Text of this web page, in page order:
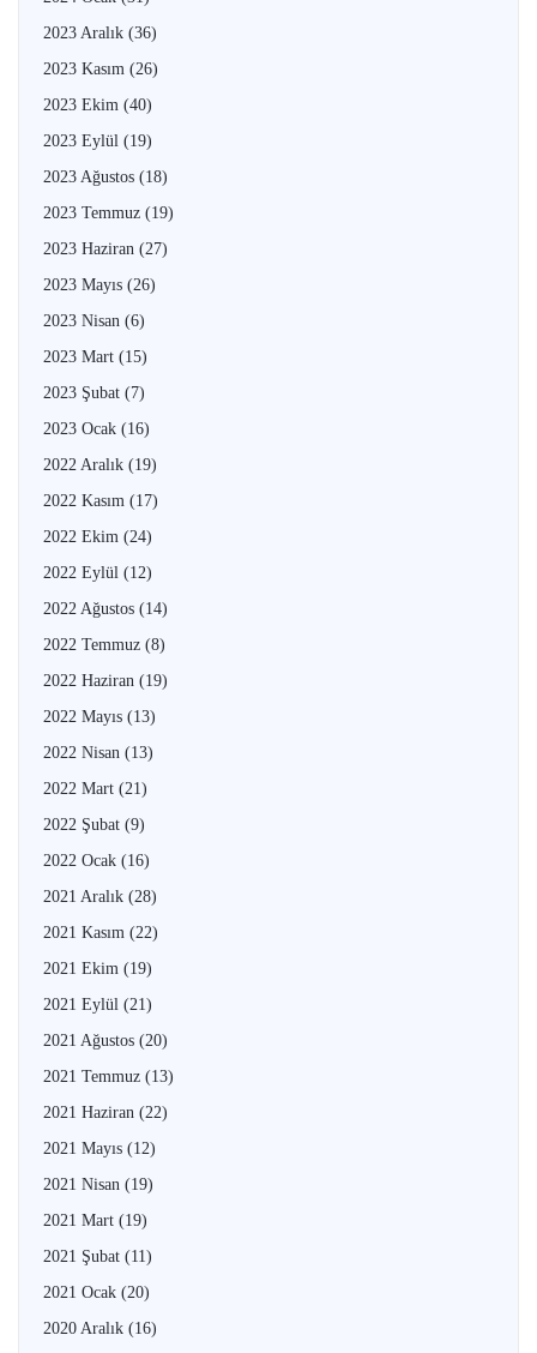
2023 Aralık (36)
2023 Kasım (26)
2023 Ekim (40)
2023 Eylül (19)
2023 Ağustos (18)
2023 Temmuz (19)
2023 Haziran (27)
2023 Mayıs (26)
2023 Nisan (6)
2023 Mart (15)
2023 Şubat (7)
2023 Ocak (16)
2022 Aralık (19)
2022 Kasım (17)
2022 Ekim (24)
2022 Eylül (12)
2022 Ağustos (14)
2022 Temmuz (8)
2022 Haziran (19)
2022 Mayıs (13)
2022 Nisan (13)
2022 Mart (21)
2022 Şubat (9)
2022 Ocak (16)
2021 Aralık (28)
2021 Kasım (22)
2021 Ekim (19)
2021 Eylül (21)
2021 Ağustos (20)
2021 Temmuz (13)
2021 Haziran (22)
2021 Mayıs (12)
2021 Nisan (19)
2021 Mart (19)
2021 Şubat (11)
2021 Ocak (20)
2020 Aralık (16)